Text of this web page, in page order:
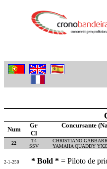
Num
Gr Concursante
Cl
22 T4 CHRISTIANO
SSV
YAMAHA QUADDY
2-1-250 * Bold * = Piloto de